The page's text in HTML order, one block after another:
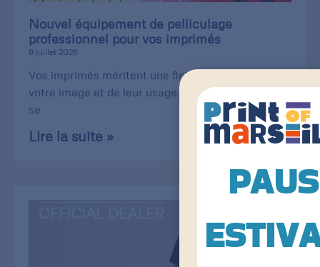
Nouvel équipement de pelliculage
professionnel pour vos imprimés
8 juillet 2026
Vos imprimés méritent une finition à la hauteur de
votre image et de leur usage. Carte de visite qui
se
Lire la suite »